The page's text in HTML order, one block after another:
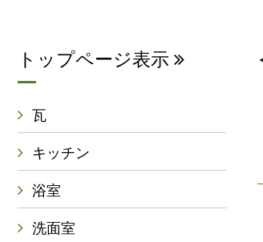
トップページ表示
瓦
キッチン
浴室
洗面室